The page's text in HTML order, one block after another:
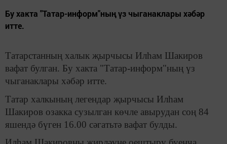
Бу хакта "Татар-информ"ның үз чыганаклары хәбәр
итте.
Татарстанның халык җырчысы Илһам Шакиров
вафат булган. Бу хакта "Татар-информ"ның үз
чыганаклары хәбәр итте.
Татар халкының легендар җырчысы Илһам
Шакиров озакка сузылган көчле авырудан соң 84
яшендә бүген 16.00 сәгатьтә вафат булды.